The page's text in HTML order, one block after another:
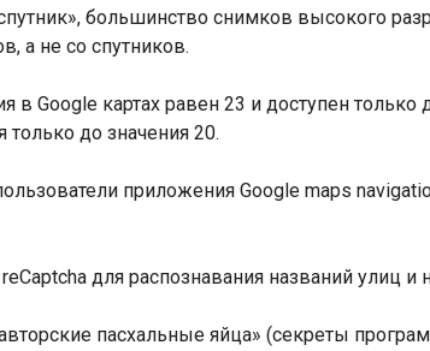
большинство снимков высокого
а не со спутников.
Google картах равен 23 и доступен только
до значения 20.
приложения Google maps
для распознавания названий улиц и
пасхальные яйца» (секреты